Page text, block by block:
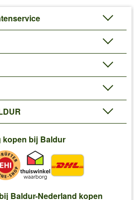
kopen bij Baldur
Baldur-Nederland kopen